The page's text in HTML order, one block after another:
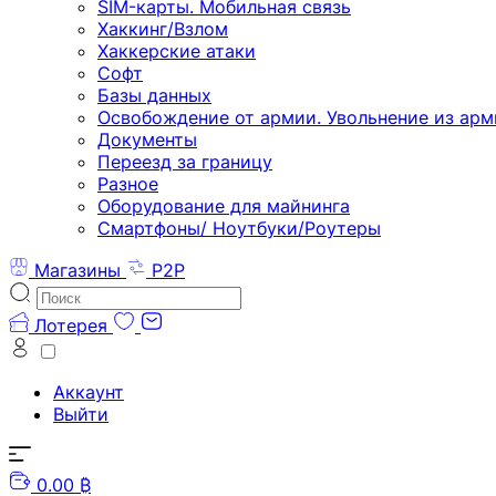
SIM-карты. Мобильная связь
Хаккинг/Взлом
Хаккерские атаки
Софт
Базы данных
Освобождение от армии. Увольнение из
Документы
Переезд за границу
Разное
Оборудование для майнинга
Смартфоны/ Ноутбуки/Роутеры
Магазины
P2P
Лотерея
Аккаунт
Выйти
0.00 ₿